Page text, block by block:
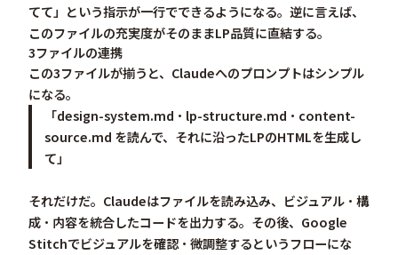
てて」という指示が一行でできるようになる。逆に言えば、
このファイルの充実度がそのままLP品質に直結する。
3ファイルの連携
この3ファイルが揃うと、Claudeへのプロンプトはシンプル
になる。
「design-system.md・lp-structure.md・content-
source.md を読んで、それに沿ったLPのHTMLを生成し
て」
それだけだ。Claudeはファイルを読み込み、ビジュアル・構
成・内容を統合したコードを出力する。その後、Google
Stitchでビジュアルを確認・微調整するというフローにな